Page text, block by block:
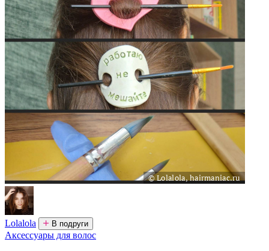
Lolalola В подруги
Аксессуары для волос